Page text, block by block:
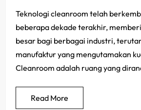
Teknologi cleanroom telah
beberapa dekade terakhir,
besar bagi berbagai industri,
manufaktur yang mengutamakan
Cleanroom adalah ruang yang
Read More